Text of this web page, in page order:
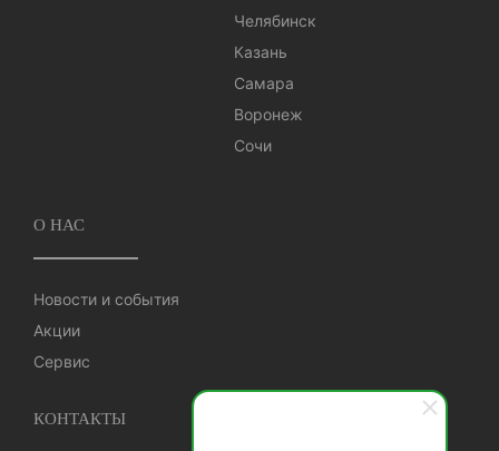
Челябинск
Казань
Самара
Воронеж
Сочи
О НАС
Новости и события
Акции
Сервис
КОНТАКТЫ